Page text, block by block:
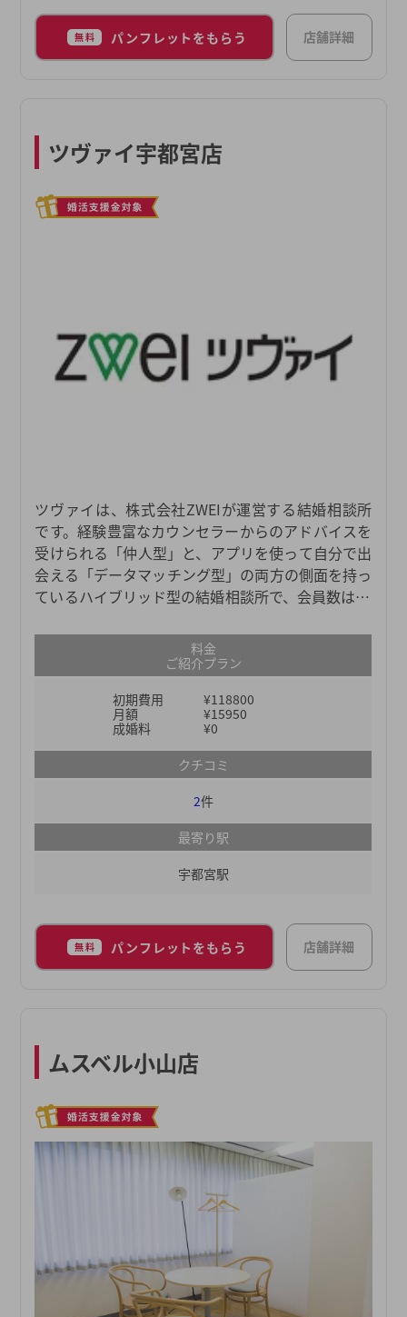
無料 パンフレットをもらう 店舗詳細
ツヴァイ宇都宮店
ツヴァイは、株式会社ZWEIが運営する結婚相談所
です。経験豊富なカウンセラーからのアドバイスを
受けられる「仲人型」と、アプリを使って自分で出
会える「データマッチング型」の両方の側面を持っ
ているハイブリッド型の結婚相談所で、会員数は11
婚相談所のなかでも料金体系がリーズナブルで、日
本全国に51店舗もあるため、どこの地域にお住まい
理も徹底しているので、安全面を優先したい方にも
おすすめです。多くの会員のなかから、自分に合っ
た結婚相手を探してみてください。
料金
ご紹介プラン
初期費用
¥118800
月額
¥15950
成婚料
¥0
クチコミ
2件
最寄り駅
宇都宮駅
無料 パンフレットをもらう 店舗詳細
ムスベル小山店